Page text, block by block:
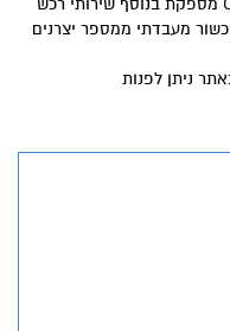
הרפואה והכימיה. חברת Citrine Solutions מספקת בנוסף שירותי רכש
מעבדתי ממספר יצרנים
ניתן לפנות